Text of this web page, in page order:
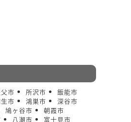
市 所沢市
飯能市
市 鴻巣市
深谷市
鳩ヶ谷市
朝霞市
八潮市 富士見市